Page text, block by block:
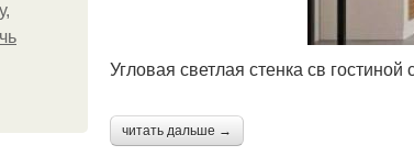
Угловая светлая стенка св
читать дальше →